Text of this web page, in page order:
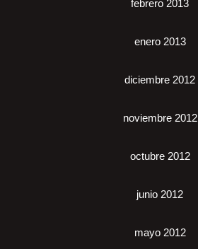
febrero 2013
enero 2013
diciembre 2012
noviembre 2012
octubre 2012
junio 2012
mayo 2012